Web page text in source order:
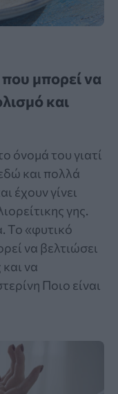
μπορεί να
και
όνομά του γιατί
και πολλά
έχουν γίνει
γης.
Το «φυτικό
να βελτιώσει
να
Ποιο είναι